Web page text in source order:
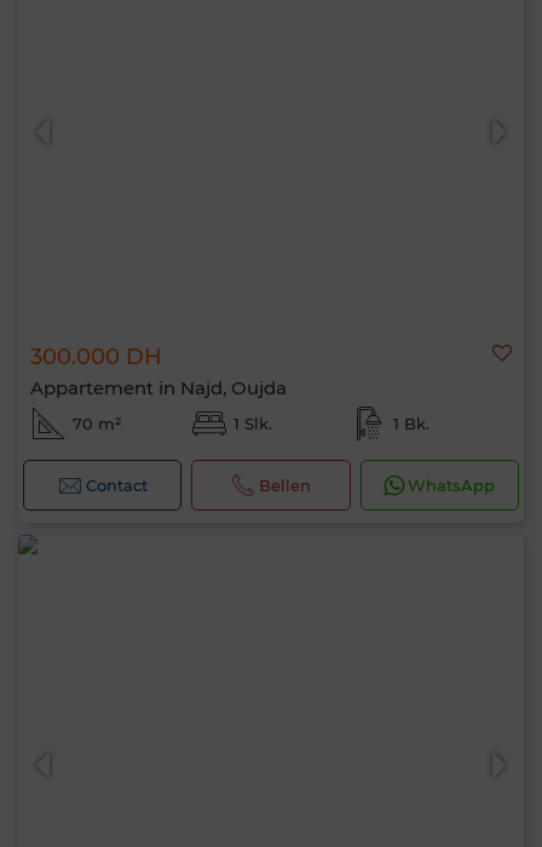
300.000 DH
Appartement in Najd, Oujda
70 m² 1 Slk. 1 Bk.
Contact Bellen WhatsApp